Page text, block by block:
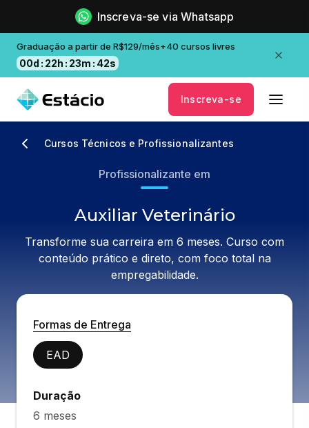
Inscreva-se via Whatsapp
Graduação a partir de R$129/mês+40 cursos livres
00d : 22h : 23m : 42s
Inscreva-se
Cursos Técnicos e Profissionalizantes
Profissionalizante em
Auxiliar Veterinário
Transforme sua carreira em 6 meses. Curso com
conteúdo prático e direto, com foco total na
empregabilidade.
Formas de Entrega
EAD
Duração
6 meses